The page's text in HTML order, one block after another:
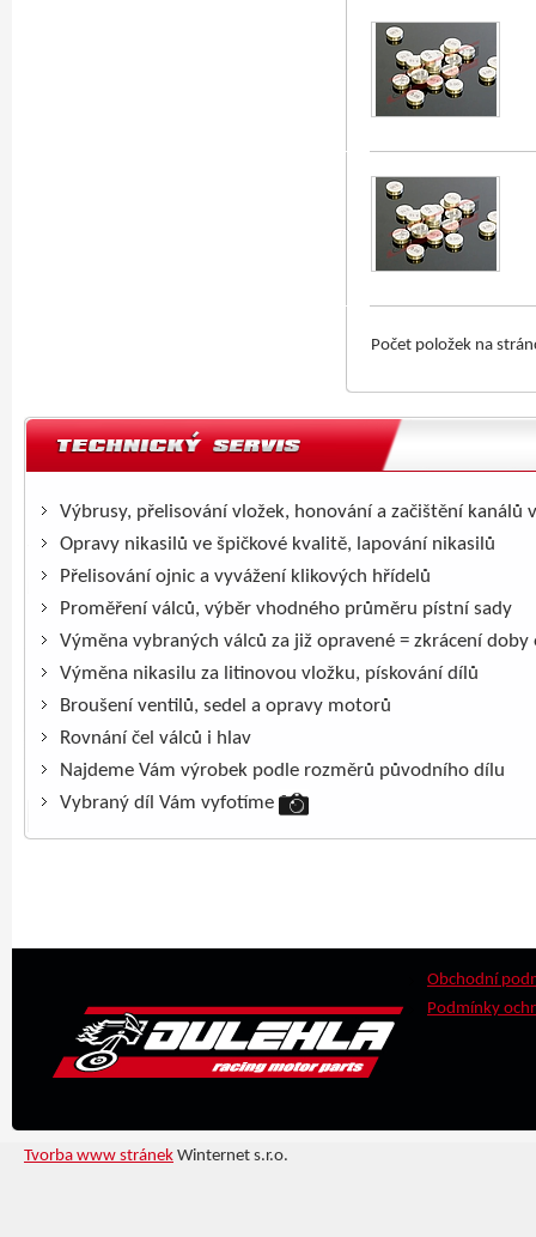
Počet položek na
Výbrusy, přelisování vložek, honování a začištění kanálů
Opravy nikasilů ve špičkové kvalitě, lapování nikasilů
Přelisování ojnic a vyvážení klikových hřídelů
Proměření válců, výběr vhodného průměru pístní sady
Výměna vybraných válců za již opravené = zkrácení doby
Výměna nikasilu za litinovou vložku, pískování dílů
Broušení ventilů, sedel a opravy motorů
Rovnání čel válců i hlav
Najdeme Vám výrobek podle rozměrů původního dílu
Vybraný díl Vám vyfotíme
Obchodní
Podmínky
Tvorba www stránek Winternet s.r.o.